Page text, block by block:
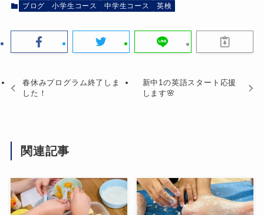
ブログ 小学生コース 中学生コース 英検
春休みプログラム終了しま
した！
新中1の英語スタート応援
します🌸
関連記事